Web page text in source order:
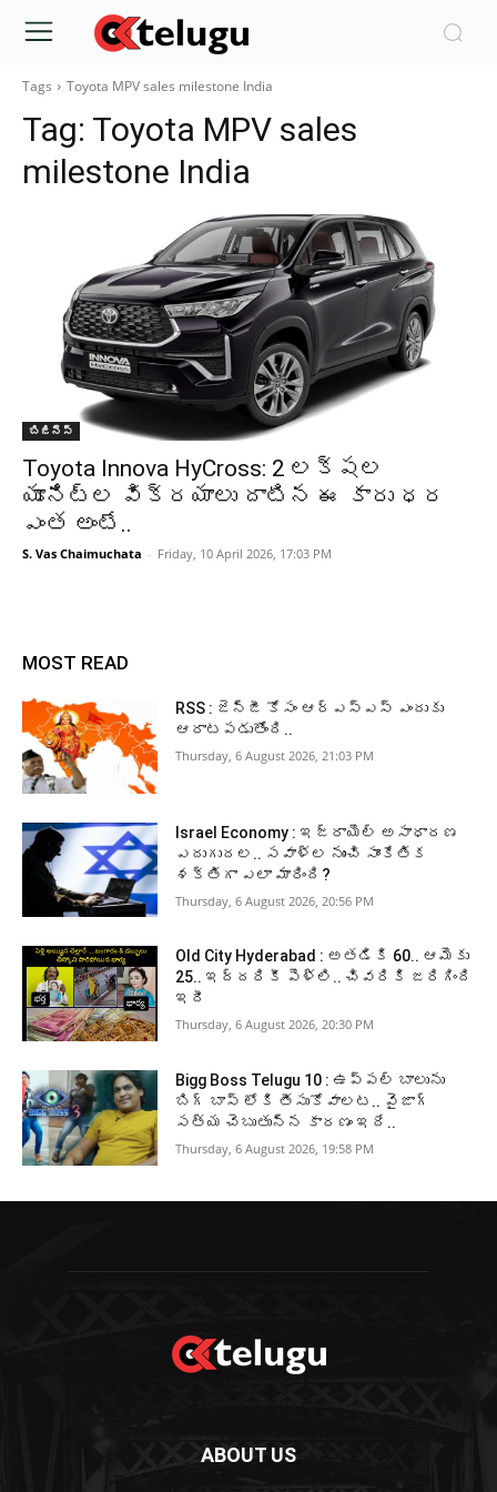
Tags Toyota MPV sales milestone India
Tag: Toyota MPV sales
milestone India
బిజినెస్
Toyota Innova HyCross: 2 లక్షల
యూనిట్ల విక్రయాలు దాటిన ఈ కారు ధర
ఎంత అంటే..
S. Vas Chaimuchata - Friday, 10 April 2026, 17:03 PM
MOST READ
RSS : జెన్‌జీ కోసం ఆర్‌ఎస్‌ఎస్‌ ఎందుకు
ఆరాటపడుతోంది..
Thursday, 6 August 2026, 21:03 PM
Israel Economy : ఇజ్రాయెల్‌ అసాధారణ
ఎదుగుదల.. సవాళ్ల నుంచి సాంకేతిక
శక్తిగా ఎలా మారింది?
Thursday, 6 August 2026, 20:56 PM
Old City Hyderabad : అతడికి 60.. ఆమెకు
25.. ఇద్దరికీ పెళ్లి.. చివరికి జరిగింది
ఇదీ
Thursday, 6 August 2026, 20:30 PM
Bigg Boss Telugu 10 : ఉప్పల్ బాలును
బిగ్ బాస్ లోకి తీసుకోవాలట.. వైజాగ్
సత్య చెబుతున్న కారణం ఇదే..
Thursday, 6 August 2026, 19:58 PM
ABOUT US